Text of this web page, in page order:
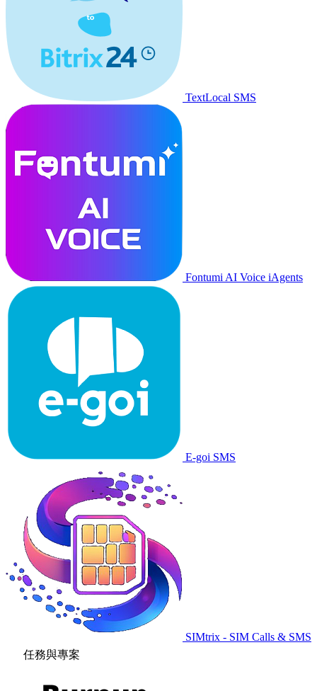
TextLocal SMS
Fontumi AI Voice iAgents
E-goi SMS
SIMtrix - SIM Calls & SMS
任務與專案